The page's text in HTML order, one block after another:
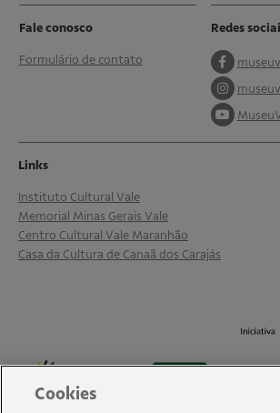
Fale conosco
Formulário de contato
Redes
Links
Instituto Cultural Vale
Memorial Minas Gerais Vale
Centro Cultural Vale Maranhão
Casa da Cultura de Canaã dos Carajás
Cookies